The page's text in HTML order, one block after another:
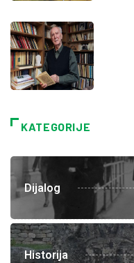
KATEGORIJE
Dijalog
Historija